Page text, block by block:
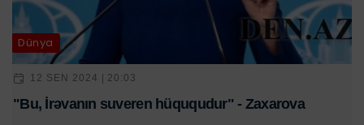
Dünya
12 SEN 2024 | 20:03
"Bu, İrəvanın suveren hüququdur" - Zaxarova